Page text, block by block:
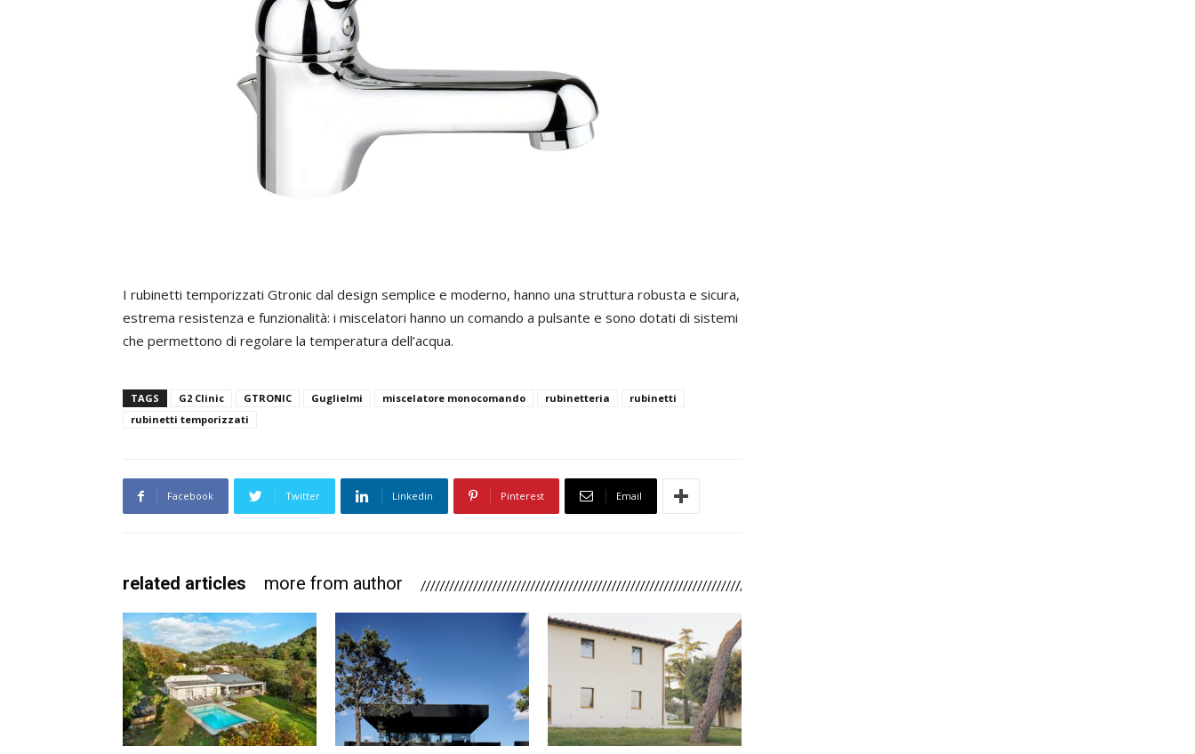
I rubinetti temporizzati Gtronic dal design semplice e moderno, hanno una struttura robusta e sicura,
estrema resistenza e funzionalità: i miscelatori hanno un comando a pulsante e sono dotati di sistemi
che permettono di regolare la temperatura dell’acqua.
TAGS G2 Clinic GTRONIC Guglielmi miscelatore monocomando rubinetteria
rubinetti
rubinetti temporizzati
Facebook Twitter Linkedin Pinterest Email
related articles more from author